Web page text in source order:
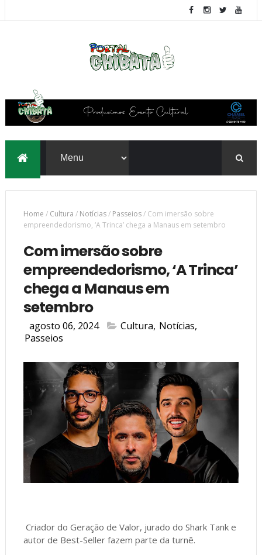
Home / Cultura / Notícias/ Passeios/ Com imersão sobre
empreendedorismo, ‘A Trinca’ chega a Manaus em setembro
Com imersão sobre
empreendedorismo, ‘A Trinca’
chega a Manaus em
setembro
agosto 06, 2024 Cultura, Notícias,
Passeios
Criador do Geração de Valor, jurado do Shark Tank e
autor de Best-Seller fazem parte da turnê.